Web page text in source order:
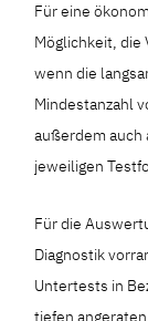
Für eine
Möglichkeit, die
wenn die
Mindestanzahl
außerdem auch
jeweiligen
Für die
Diagnostik
Untertests in
tiefen